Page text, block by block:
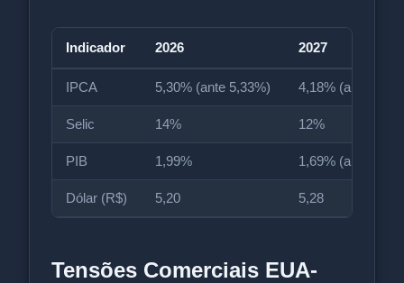
Indicador 2026 2027
IPCA 5,30% (ante 5,33%) 4,18% (ante
Selic 14% 12%
PIB 1,99% 1,69% (ante
Dólar (R$) 5,20 5,28
Tensões Comerciais EUA-